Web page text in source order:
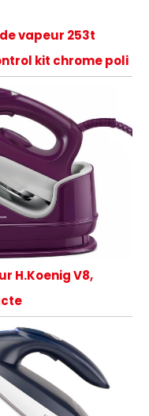
vapeur 253t
kit chrome poli
H.Koenig V8,